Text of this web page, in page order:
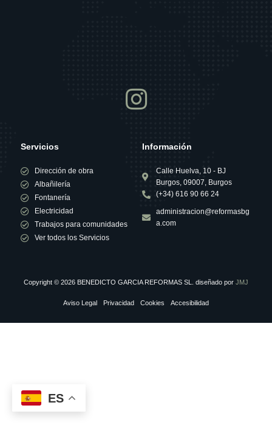
Servicios
Dirección de obra
Albañilería
Fontanería
Electricidad
Trabajos para comunidades
Ver todos los Servicios
Información
Calle Huelva, 10 - BJ
Burgos, 09007, Burgos
(+34) 616 90 66 24
administracion@reformasbg
a.com
Copyright © 2026 BENEDICTO GARCIA REFORMAS SL. diseñado por JMJ
Aviso Legal Privacidad Cookies Accesibilidad
ES